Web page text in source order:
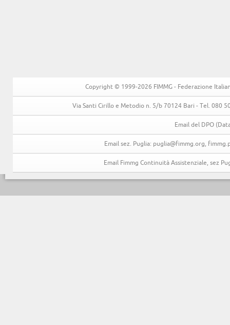
Copyright © 1999-2026 FIMMG - Federazione
Via Santi Cirillo e Metodio n. 5/b 70124 Bari - Tel. 080
Email del DPO
Email sez. Puglia: puglia@fimmg.org,
Email Fimmg Continuità Assistenziale, sez